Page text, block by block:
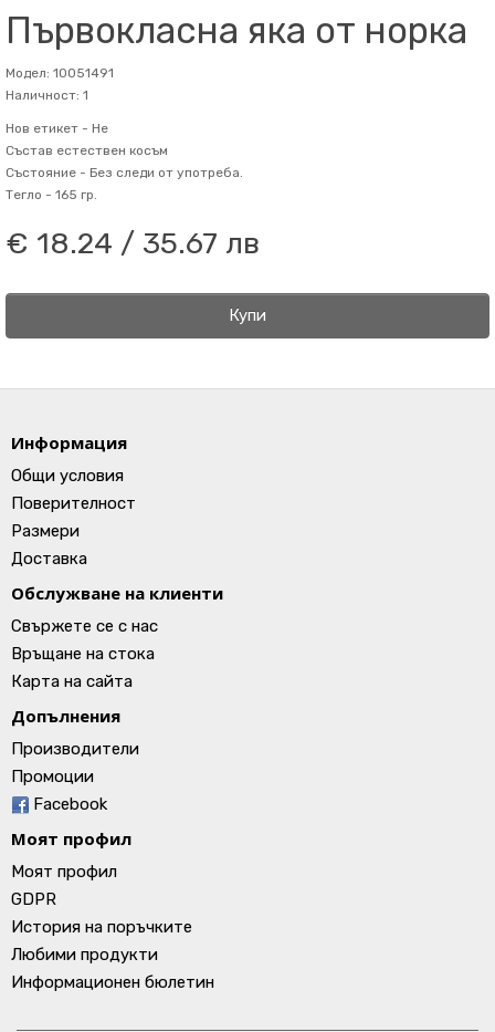
Първокласна яка от норка
Модел: 10051491
Наличност: 1
Нов етикет - Не
Състав естествен косъм
Състояние - Без следи от употреба.
Тегло - 165 гр.
€ 18.24 / 35.67 лв
Купи
Информация
Общи условия
Поверителност
Размери
Доставка
Обслужване на клиенти
Свържете се с нас
Връщане на стока
Карта на сайта
Допълнения
Производители
Промоции
Facebook
Моят профил
Моят профил
GDPR
История на поръчките
Любими продукти
Информационен бюлетин